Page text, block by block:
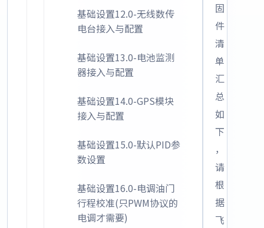
基础设置12.0-无线数传
电台接入与配置
基础设置13.0-电池监测
器接入与配置
基础设置14.0-GPS模块
接入与配置
基础设置15.0-默认PID参
数设置
基础设置16.0-电调油门
行程校准(只PWM协议的
电调才需要)
固
件
清
单
汇
总
如
下
，
请
根
据
飞